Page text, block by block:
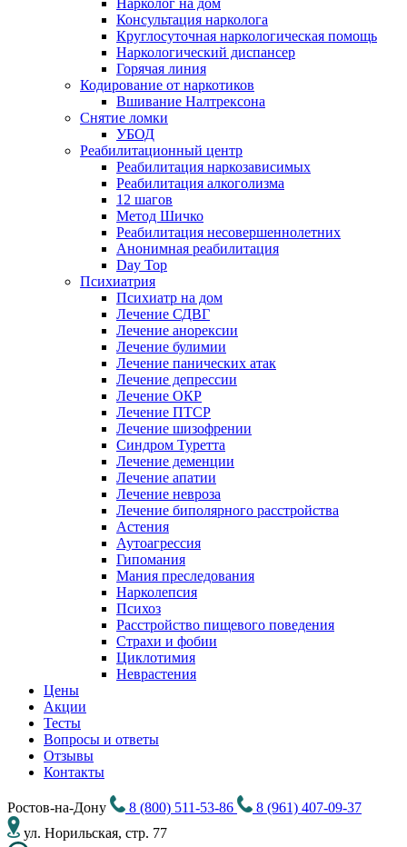
Нарколог на дом
Консультация нарколога
Круглосуточная наркологическая помощь
Наркологический диспансер
Горячая линия
Кодирование от наркотиков
Вшивание Налтрексона
Снятие ломки
УБОД
Реабилитационный центр
Реабилитация наркозависимых
Реабилитация алкоголизма
12 шагов
Метод Шичко
Реабилитация несовершеннолетних
Анонимная реабилитация
Day Top
Психиатрия
Психиатр на дом
Лечение СДВГ
Лечение анорексии
Лечение булимии
Лечение панических атак
Лечение депрессии
Лечение ОКР
Лечение ПТСР
Лечение шизофрении
Синдром Туретта
Лечение деменции
Лечение апатии
Лечение невроза
Лечение биполярного расстройства
Астения
Аутоагрессия
Гипомания
Мания преследования
Нарколепсия
Психоз
Расстройство пищевого поведения
Cтрахи и фобии
Циклотимия
Неврастения
Цены
Акции
Тесты
Вопросы и ответы
Отзывы
Контакты
Ростов-на-Дону 8 (800) 511-53-86
8 (961) 407-09-37
ул. Норильская, стр. 77